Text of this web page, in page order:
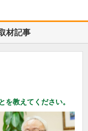
材記事
教えてください。